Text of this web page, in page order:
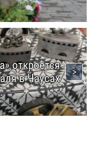
откроется
в Чаусах